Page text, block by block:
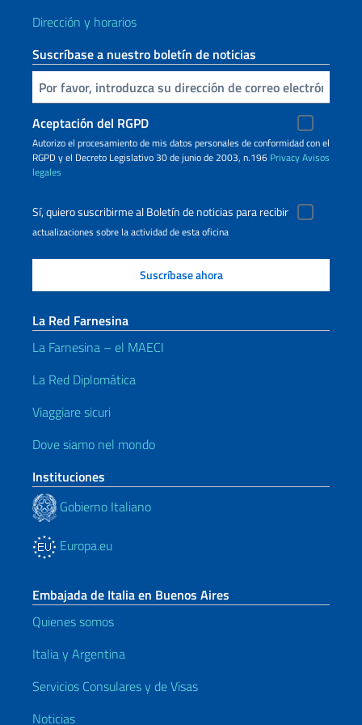
Dirección y horarios
Suscríbase a nuestro boletín de noticias
Inserta tu correo electronico
Aceptación del RGPD
Autorizo ​​el procesamiento de mis datos personales de conformidad con el
RGPD y el Decreto Legislativo 30 de junio de 2003, n.196 PrivacyAvisos
legales
Sí, quiero suscribirme al Boletín de noticias para recibir
actualizaciones sobre la actividad de esta oficina
La Red Farnesina
La Farnesina – el MAECI
La Red Diplomática
Viaggiare sicuri
Dove siamo nel mondo
Instituciones
Gobierno Italiano
Europa.eu
Embajada de Italia en Buenos Aires
Quienes somos
Italia y Argentina
Servicios Consulares y de Visas
Noticias